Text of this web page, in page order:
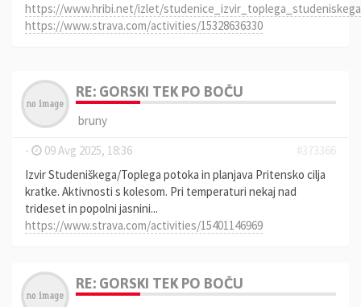
https://www.hribi.net/izlet/
https://www.strava.com/activities/15328636330
RE: GORSKI TEK PO BOČU
bruny
-
09 Avg 2025, 18:36
#373366
Izvir Studeniškega/Toplega potoka in planjava Pritensko cilja
kratke. Aktivnosti s kolesom. Pri temperaturi nekaj nad
trideset in popolni jasnini...
https://www.strava.com/activities/15401146969
RE: GORSKI TEK PO BOČU